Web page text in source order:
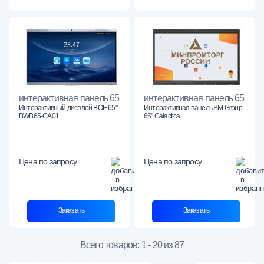
интерактивная панель 65
Интерактивный дисплей BOE 65"
BWB65-CA01
Цена по запросу
Заказать
интерактивная панель 65
Интерактивная панель BM Group
65" Galactica
Цена по запросу
Заказать
Всего товаров: 1 - 20 из 87